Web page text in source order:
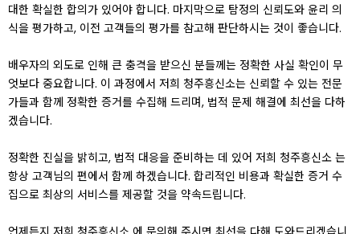
대한 확실한 합의가 있어야 합니다. 마지막으로 탐정의 신뢰도와 윤리 의
식을 평가하고, 이전 고객들의 평가를 참고해 판단하시는 것이 좋습니다.
배우자의 외도로 인해 큰 충격을 받으신 분들께는 정확한 사실 확인이 무
엇보다 중요합니다. 이 과정에서 저희 청주흥신소는 신뢰할 수 있는 전문
가들과 함께 정확한 증거를 수집해 드리며, 법적 문제 해결에 최선을 다하
겠습니다.
정확한 진실을 밝히고, 법적 대응을 준비하는 데 있어 저희 청주흥신소 는
항상 고객님의 편에서 함께 하겠습니다. 합리적인 비용과 확실한 증거 수
집으로 최상의 서비스를 제공할 것을 약속드립니다.